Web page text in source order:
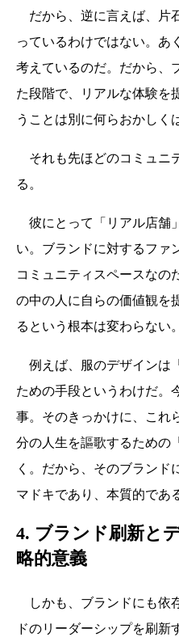
だから、逆に言えば、片
っているわけではない。あ
考えているのだ。だから、
た段階で、リアルな体験を
うことは別に何らおかしく
それも先ほどのコミュニ
る。
彼にとって「リアル店舗
い。ブランドに対するファ
コミュニティスペースなの
の中の人に自らの価値観を
るという根本は変わらない。
例えば、服のデザインは
ための手段というわけだ。
事。そのきっかけに、これ
分の人生を謳歌するための
く。だから、そのブランド
マドキであり、本質的であ
4. ブランド刷新と
略的意義
しかも、ブランドにも依
ドのリーダーシップを刷新